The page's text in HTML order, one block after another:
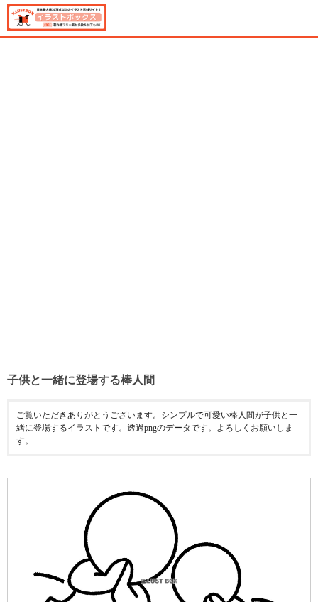
子供と一緒に登場する棒人間
ご覧いただきありがとうございます。シンプルで可愛い棒人間が子供と一
緒に登場するイラストです。透過pngのデータです。よろしくお願いしま
す。